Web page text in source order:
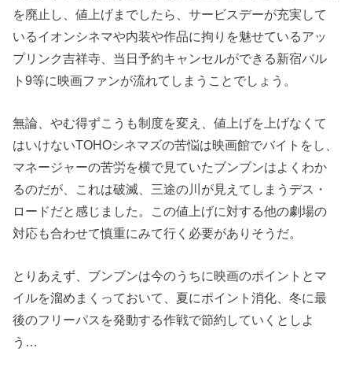
を廃止し、値上げまでしたら、サービスデーが充実して
いるイオンシネマや内装や作品に拘りを魅せているアッ
プリンク吉祥寺、当日予約キャンセルができる新宿バル
ト9等に映画ファンが流れてしまうことでしょう。
無論、やむ得ずこうも制度を変え、値上げを上げなくて
はいけないTOHOシネマズの苦悩は映画館でバイトをし、
マネージャーの苦労を横で見ていたブンブンはよくわか
るのだが、これは破滅、三途の川が見えてしまうデス・
ロードだと感じました。この値上げに対する他の劇場の
対応も合わせて慎重にみて行く必要がありそうだ。
とりあえず、ブンブンは今のうちに映画のポイントとマ
イルを溜めまくっておいて、夏にポイント消化、冬に最
後のフリーパスを発動する作戦で節約していくとしよ
う…